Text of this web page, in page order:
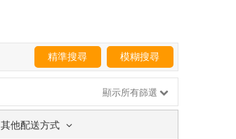
精準搜尋 模糊搜尋
顯示所有篩選
其他配送方式